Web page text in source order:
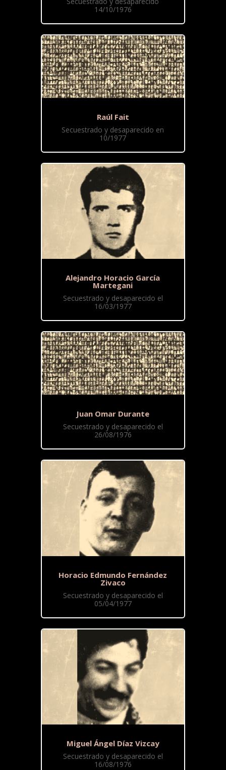
14/10/1976
Raúl Fait
Secuestrado y desaparecido en
10/1977
Alejandro Horacio García
Martegani
Secuestrado y desaparecido el
16/03/1977
Juan Omar Durante
Secuestrado y desaparecido el
26/08/1976
Horacio Edmundo Fernández
Zivaco
Secuestrado y desaparecido el
05/04/1977
Miguel Ángel Díaz Vizcay
Secuestrado y desaparecido el
16/08/1976